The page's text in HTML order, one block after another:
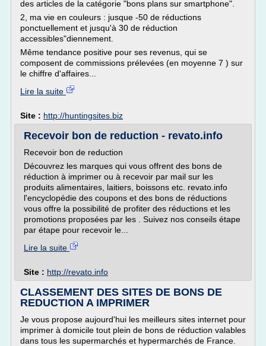
des articles de la catégorie "bons plans sur smartphone".
2, ma vie en couleurs : jusque -50 de réductions
ponctuellement et jusqu'à 30 de réduction
accessibles"diennement.
Même tendance positive pour ses revenus, qui se
composent de commissions prélevées (en moyenne 7 ) sur
le chiffre d'affaires...
Lire la suite
Site : http://huntingsites.biz
Recevoir bon de reduction - revato.info
Recevoir bon de reduction
Découvrez les marques qui vous offrent des bons de
réduction à imprimer ou à recevoir par mail sur les
produits alimentaires, laitiers, boissons etc. revato.info
l'encyclopédie des coupons et des bons de réductions
vous offre la possibilité de profiter des réductions et les
promotions proposées par les . Suivez nos conseils étape
par étape pour recevoir le...
Lire la suite
Site : http://revato.info
CLASSEMENT DES SITES DE BONS DE
REDUCTION A IMPRIMER
Je vous propose aujourd'hui les meilleurs sites internet pour
imprimer à domicile tout plein de bons de réduction valables
dans tous les supermarchés et hypermarchés de France.